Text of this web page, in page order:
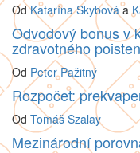
OdKatarína Skybováa
Odvodový bonus v
zdravotného
Od Peter Pažitný
Rozpočet:
Od Tomáš Szalay
Mezinárodní